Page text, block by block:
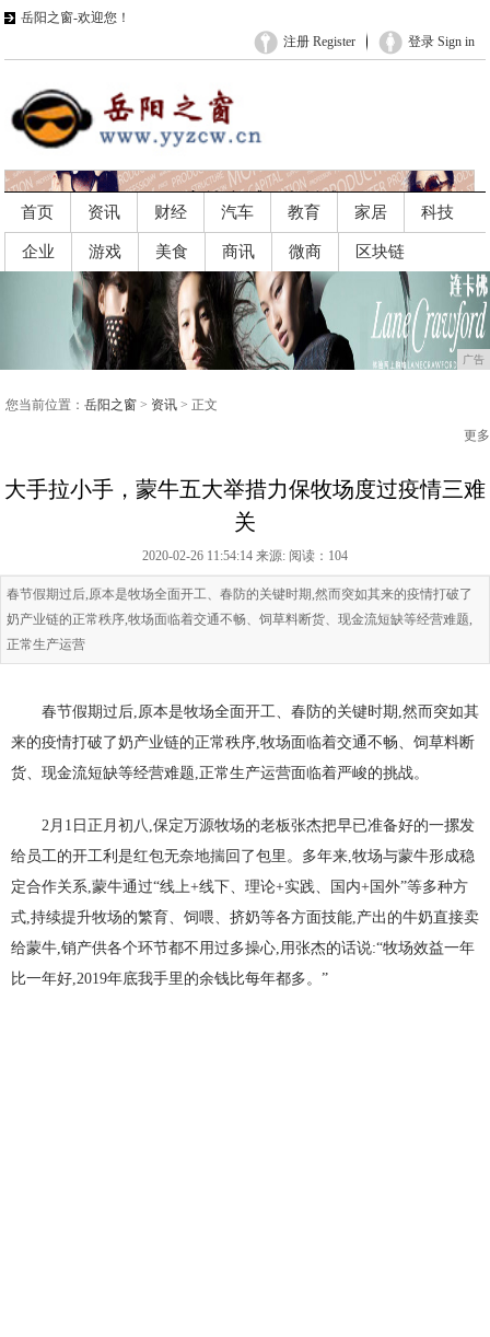
岳阳之窗-欢迎您！
登录 Sign in
注册 Register
首页 资讯 财经 汽车 教育 家居 科技
企业 游戏 美食 商讯 微商 区块链
广告
您当前位置： 岳阳之窗 > 资讯 > 正文
更多
大手拉小手，蒙牛五大举措力保牧场度过疫情三难
关
2020-02-26 11:54:14 来源: 阅读：104
春节假期过后,原本是牧场全面开工、春防的关键时期,然而突如其来的疫情打破了
奶产业链的正常秩序,牧场面临着交通不畅、饲草料断货、现金流短缺等经营难题,
正常生产运营
春节假期过后,原本是牧场全面开工、春防的关键时期,然而突如其
来的疫情打破了奶产业链的正常秩序,牧场面临着交通不畅、饲草料断
货、现金流短缺等经营难题,正常生产运营面临着严峻的挑战。
2月1日正月初八,保定万源牧场的老板张杰把早已准备好的一摞发
给员工的开工利是红包无奈地揣回了包里。多年来,牧场与蒙牛形成稳
定合作关系,蒙牛通过“线上+线下、理论+实践、国内+国外”等多种方
式,持续提升牧场的繁育、饲喂、挤奶等各方面技能,产出的牛奶直接卖
给蒙牛,销产供各个环节都不用过多操心,用张杰的话说:“牧场效益一年
比一年好,2019年底我手里的余钱比每年都多。”